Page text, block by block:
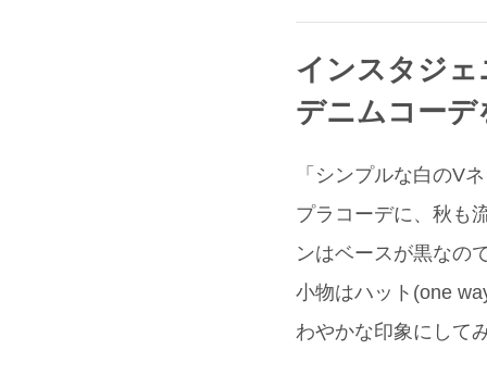
インスタジ
デニムコーデ
「シンプルな白のV
プラコーデに、秋も
ンはベースが黒な
小物はハット(one
わやかな印象にして